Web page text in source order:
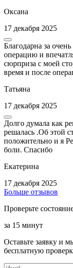
Оксана
17 декабря 2025
Благодарна за
операцию и
сюрприза с моей
время и после
Татьяна
17 декабря 2025
Долго думала как
решалась .Об этой
положительно и я
боли. Спасибо
Екатерина
17 декабря 2025
Больше отзывов
Проверьте
за 15 минут
Оставьте заявку и
бесплатную